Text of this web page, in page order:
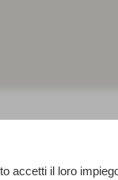
accetti il loro